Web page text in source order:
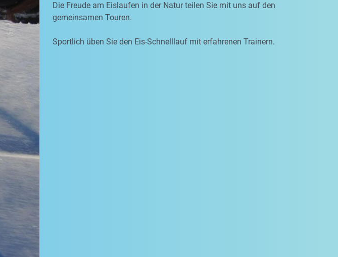
Die Freude am Eislaufen in der Natur teilen Sie mit uns auf den
gemeinsamen Touren.
Sportlich üben Sie den Eis-Schnelllauf mit erfahrenen Trainern.